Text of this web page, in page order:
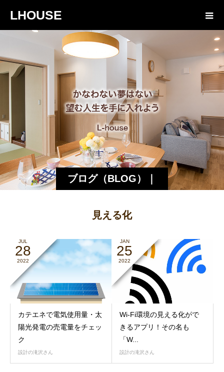
LHOUSE
ブログ（BLOG）｜
エルハウス
見える化
JUL
28
2022
カテエネで電気使用量・太
陽光発電の売電量をチェッ
ク
設計の滝沢さん
JAN
25
2022
Wi-Fi環境の見える化がで
きるアプリ！その名も
「W...
設計の滝沢さん